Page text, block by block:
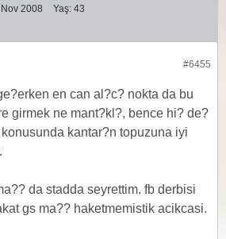
Nov 2008 Yaş: 43
#6455
en can al?c? nokta da bu
girmek ne mant?kl?, bence hi? de?
kantar?n topuzuna iyi
da stadda seyrettim. fb derbisi
gs ma?? haketmemistik acikcasi.